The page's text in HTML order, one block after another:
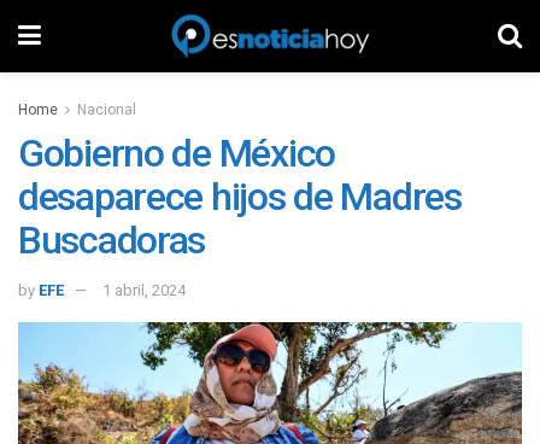
Home Nacional
Gobierno de México
desaparece hijos de Madres
Buscadoras
by EFE 1 abril, 2024